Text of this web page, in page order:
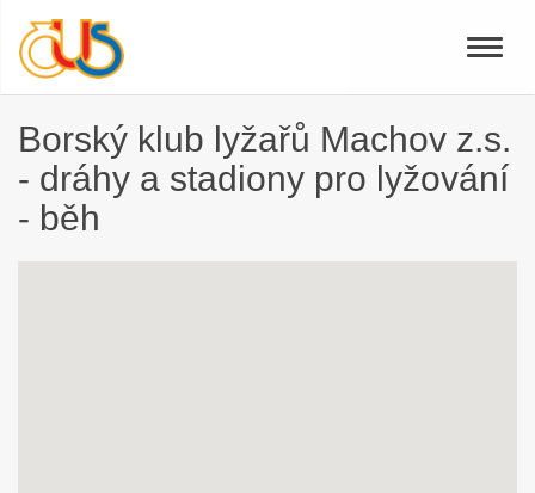
Toggle
Borský klub lyžařů Machov z.s.
- dráhy a stadiony pro lyžování
- běh